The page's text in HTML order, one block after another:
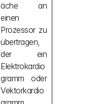
äche an
einen
Prozessor zu
übertragen,
der ein
Elektrokardio
gramm oder
Vektorkardio